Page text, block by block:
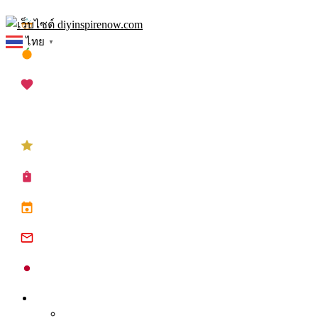
Skip
to
content
ไทย ▼
เทศกาลสงกรานต์